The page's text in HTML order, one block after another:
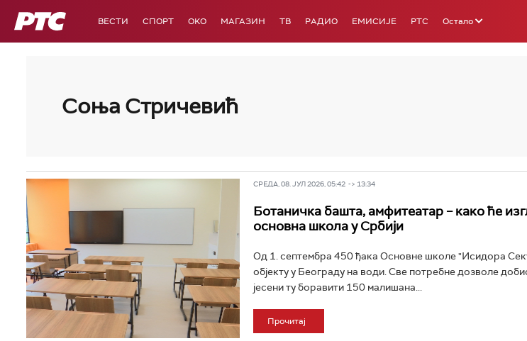
РТС ВЕСТИ СПОРТ OKO МАГАЗИН ТВ РАДИО ЕМИСИЈЕ РТС Остало
Соња Стричевић
СРЕДА, 08. ЈУЛ 2026, 05:42 -> 13:34
Ботаничка башта, амфитеатар – како ће
основна школа у Србији
Од 1. септембра 450 ђака Основне школе "Исидора
објекту у Београду на води. Све потребне дозволе
јесени ту боравити 150 малишана...
Прочитај